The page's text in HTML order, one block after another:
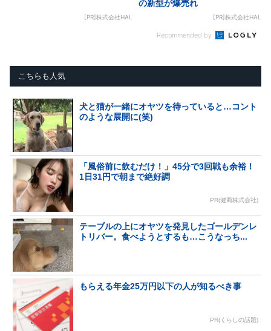
[PR]株式会社HAL
の新型が爆売れ
[PR]株式会社HAL
Recommended by
こちらも人気
犬と猫が一緒にオヤツを待っていると…コント
のような展開に(笑)
「風俗前に飲むだけ！」45分で3回戦も余裕！
1日31円で朝まで絶好調
PR(健商株式会社)
テーブルの上にオヤツを発見したゴールデンレ
トリバー。食べようとするも…こうなっち...
もらえる年金25万円以下の人が知るべき事
PR(くらしの話題)